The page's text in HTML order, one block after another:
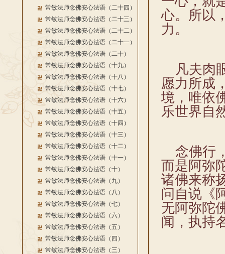
常敏法师念佛安心法语（二十四）
常敏法师念佛安心法语（二十三）
常敏法师念佛安心法语（二十二）
常敏法师念佛安心法语（二十一）
常敏法师念佛安心法语（二十）
常敏法师念佛安心法语（十九）
常敏法师念佛安心法语（十八）
常敏法师念佛安心法语（十七）
常敏法师念佛安心法语（十六）
常敏法师念佛安心法语（十五）
常敏法师念佛安心法语（十四）
常敏法师念佛安心法语（十三）
常敏法师念佛安心法语（十二）
常敏法师念佛安心法语（十一）
常敏法师念佛安心法语（十）
常敏法师念佛安心法语（九）
常敏法师念佛安心法语（八）
常敏法师念佛安心法语（七）
常敏法师念佛安心法语（六）
常敏法师念佛安心法语（五）
常敏法师念佛安心法语（四）
常敏法师念佛安心法语（三）
心。所以
力。
凡夫肉
愿力所成
境，唯依
乐世界自
念佛行
而是阿弥
诸佛来称
问自说《
无阿弥陀
闻，执持